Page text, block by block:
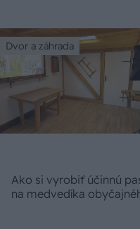
Dvor a záhrada
Ako si vyrobiť účinnú
na medvedíka